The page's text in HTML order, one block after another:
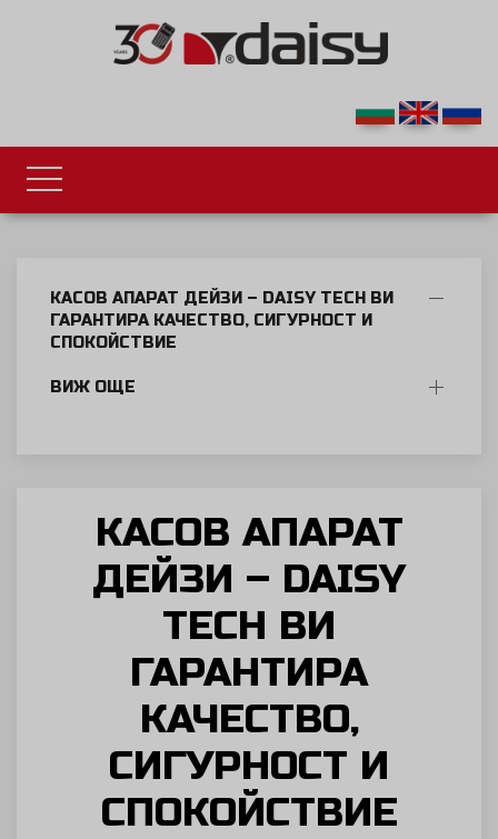
КАСОВ АПАРАТ ДЕЙЗИ – DAISY TECH ВИ
ГАРАНТИРА КАЧЕСТВО, СИГУРНОСТ И
СПОКОЙСТВИЕ
ВИЖ ОЩЕ
КАСОВ АПАРАТ
ДЕЙЗИ – DAISY
TECH ВИ
ГАРАНТИРА
КАЧЕСТВО,
СИГУРНОСТ И
СПОКОЙСТВИЕ